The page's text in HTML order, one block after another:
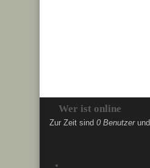
Wer ist online
Zur Zeit sind 0 Benutzerund